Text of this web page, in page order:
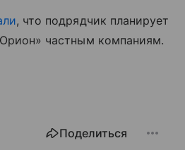
, что подрядчик планирует
частным компаниям.
Поделиться